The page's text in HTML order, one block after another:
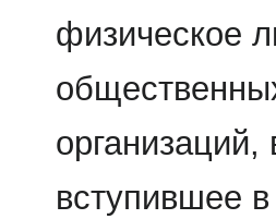
физическое
вступившее